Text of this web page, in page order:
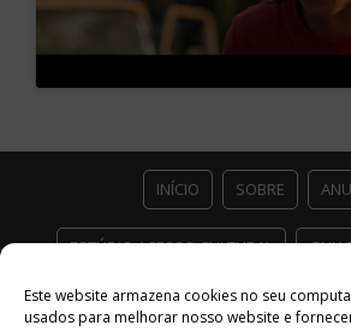
Este website armazena cookies no seu
usados ​​para melhorar nosso website e
INÍCIO SOBRE
ESTÚDIO ACESSO CULTURAL
CONTATO POLÍTICA DE